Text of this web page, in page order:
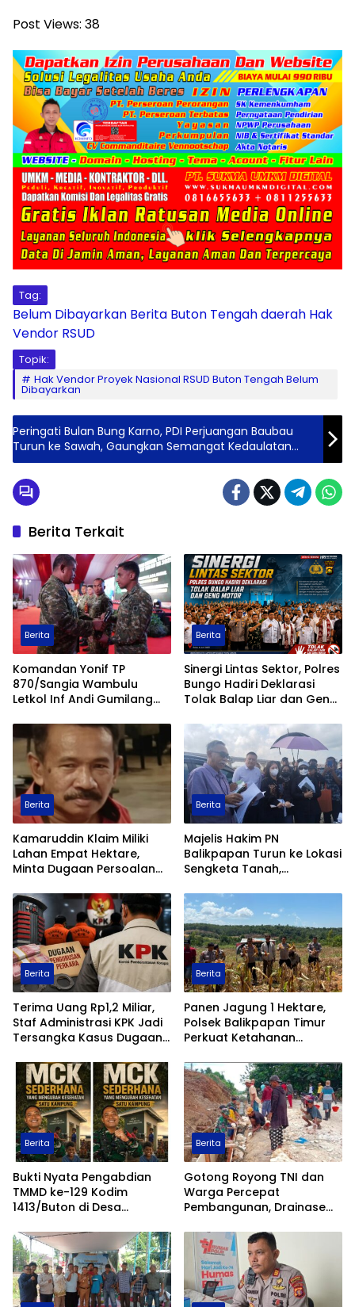
Post Views: 38
Tag:
Belum Dibayarkan Berita Buton Tengahdaerah Hak
Vendor RSUD
Topik:
Hak Vendor Proyek Nasional RSUD Buton Tengah Belum
Dibayarkan
Peringati Bulan Bung Karno, PDI Perjuangan Baubau
Turun ke Sawah, Gaungkan Semangat Kedaulatan
Pangan
Berita Terkait
Berita
Komandan Yonif TP
870/Sangia Wambulu
Letkol Inf Andi Gumilang
Renang Militer Tahun 2026
Berita
Sinergi Lintas Sektor, Polres
Bungo Hadiri Deklarasi
Tolak Balap Liar dan Geng
Berita
Kamaruddin Klaim Miliki
Lahan Empat Hektare,
Minta Dugaan Persoalan
Transparan
Berita
Majelis Hakim PN
Balikpapan Turun ke Lokasi
Sengketa Tanah,
Perkuat Pencarian Fakta
Hukum
Berita
Terima Uang Rp1,2 Miliar,
Staf Administrasi KPK Jadi
Tersangka Kasus Dugaan
Berita
Panen Jagung 1 Hektare,
Polsek Balikpapan Timur
Perkuat Ketahanan
Program Asta Cita
Berita
Bukti Nyata Pengabdian
TMMD ke-129 Kodim
1413/Buton di Desa
Sederhana Ubah
Kesehatan Satu Kampung
Berita
Gotong Royong TNI dan
Warga Percepat
Pembangunan, Drainase
1413/Buton Kian Terbentuk